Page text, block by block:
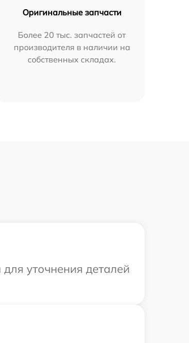
Оригинальные запчасти
Более 20 тыс. запчастей от
производителя в наличии на
собственных складах.
уточнения деталей